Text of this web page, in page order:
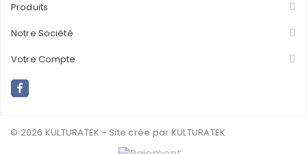
Produits
Notre Société
Votre Compte
© 2026 KULTURATEK - Site crée par.KULTURATEK